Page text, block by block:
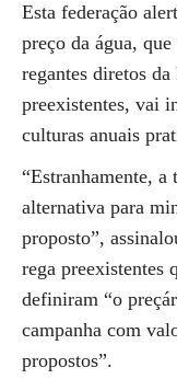
Esta federação
preço da água,
regantes diretos
preexistentes, vai
culturas anuais
“Estranhamente, a
alternativa para
proposto”,
rega preexistentes
definiram “o
campanha com
propostos”.